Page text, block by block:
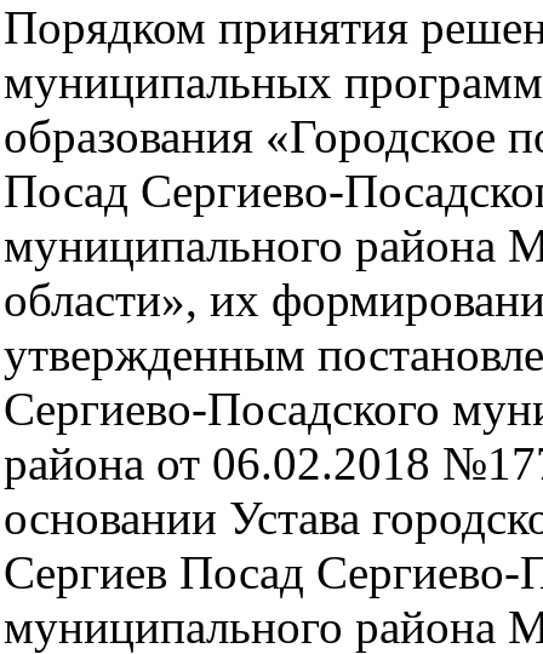
Порядком принятия
муниципальных
образования «Городское
Посад Сергиево-
муниципального района
области», их
утвержденным
Сергиево-Посадского
района от 06.02.2018
основании Устава
Сергиев Посад Сергиево-
муниципального района